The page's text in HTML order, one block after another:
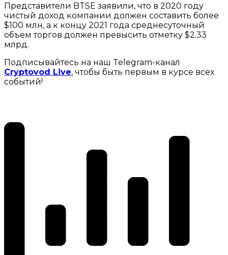
Представители BTSE заявили, что в 2020 году
чистый доход компании должен составить более
$100 млн, а к концу 2021 года среднесуточный
объем торгов должен превысить отметку $2.33
млрд.
Подписывайтесь на наш Telegram-канал
Cryptovod Live, чтобы быть первым в курсе всех
событий!